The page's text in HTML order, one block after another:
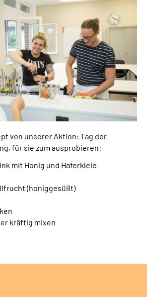
von unserer Aktion: Tag der
für sie zum ausprobieren:
mit Honig und Haferkleie
(honiggesüßt)
kräftig mixen